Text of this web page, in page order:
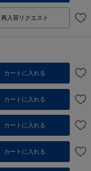
再入荷リクエスト
カートに入れる
カートに入れる
カートに入れる
カートに入れる